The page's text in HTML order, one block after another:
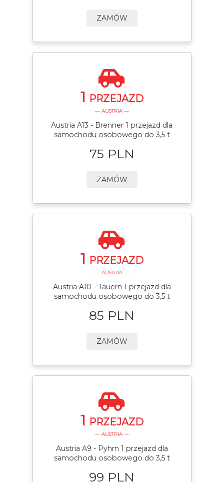
ZAMÓW
1 PRZEJAZD
— AUSTRIA —
Austria A13 - Brenner 1 przejazd dla
samochodu osobowego do 3,5 t
75 PLN
ZAMÓW
1 PRZEJAZD
— AUSTRIA —
Austria A10 - Tauern 1 przejazd dla
samochodu osobowego do 3,5 t
85 PLN
ZAMÓW
1 PRZEJAZD
— AUSTRIA —
Austria A9 - Pyhrn 1 przejazd dla
samochodu osobowego do 3,5 t
99 PLN